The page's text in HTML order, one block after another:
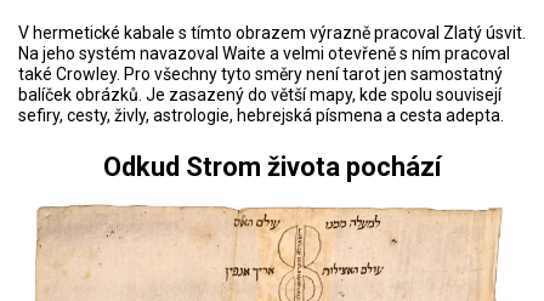
V hermetické kabale s tímto obrazem výrazně pracoval Zlatý úsvit.
Na jeho systém navazoval Waite a velmi otevřeně s ním pracoval
také Crowley. Pro všechny tyto směry není tarot jen samostatný
balíček obrázků. Je zasazený do větší mapy, kde spolu souvisejí
sefiry, cesty, živly, astrologie, hebrejská písmena a cesta adepta.
Odkud Strom života pochází